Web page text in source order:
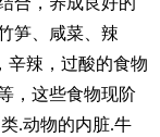
笋、咸菜、辣
辛辣，过酸的食物
，这些食物现阶
.动物的内脏.牛